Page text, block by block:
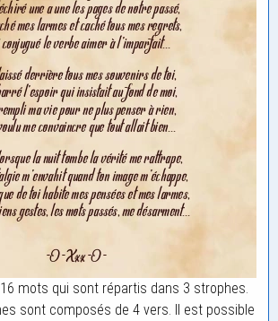
mots qui sont répartis dans 3 strophes.
sont composés de 4 vers. Il est possible